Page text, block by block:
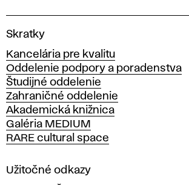
V
s
o
k
á
š
k
o
a
Skratky
Kancelária pre kvalitu
Oddelenie podpory a poradenstva
Študijné oddelenie
Zahraničné oddelenie
Akademická knižnica
Galéria MEDIUM
RARE cultural space
Užitočné odkazy